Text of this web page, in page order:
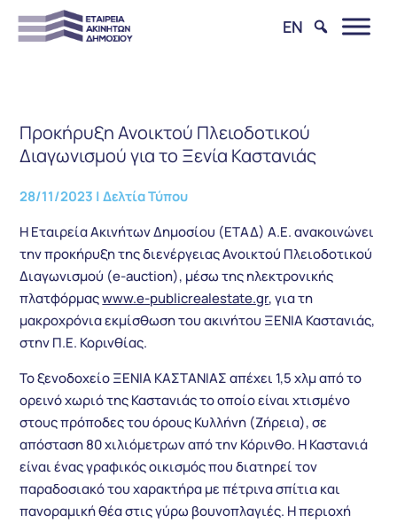
EN
Προκήρυξη Ανοικτού Πλειοδοτικού
Διαγωνισμού για το Ξενία Καστανιάς
28/11/2023 |Δελτία Τύπου
Η Εταιρεία Ακινήτων Δημοσίου (ΕΤΑΔ) Α.Ε. ανακοινώνει
την προκήρυξη της διενέργειας Ανοικτού Πλειοδοτικού
Διαγωνισμού (e-auction), μέσω της ηλεκτρονικής
πλατφόρμαςwww.e-publicrealestate.gr, για τη
μακροχρόνια εκμίσθωση του ακινήτου ΞΕΝΙΑ Καστανιάς,
στην Π.Ε. Κορινθίας.
Το ξενοδοχείο ΞΕΝΙΑ ΚΑΣΤΑΝΙΑΣ απέχει 1,5 χλμ από το
ορεινό χωριό της Καστανιάς το οποίο είναι χτισμένο
στους πρόποδες του όρους Κυλλήνη (Ζήρεια), σε
απόσταση 80 χιλιόμετρων από την Κόρινθο. Η Καστανιά
είναι ένας γραφικός οικισμός που διατηρεί τον
παραδοσιακό του χαρακτήρα με πέτρινα σπίτια και
πανοραμική θέα στις γύρω βουνοπλαγιές. Η περιοχή